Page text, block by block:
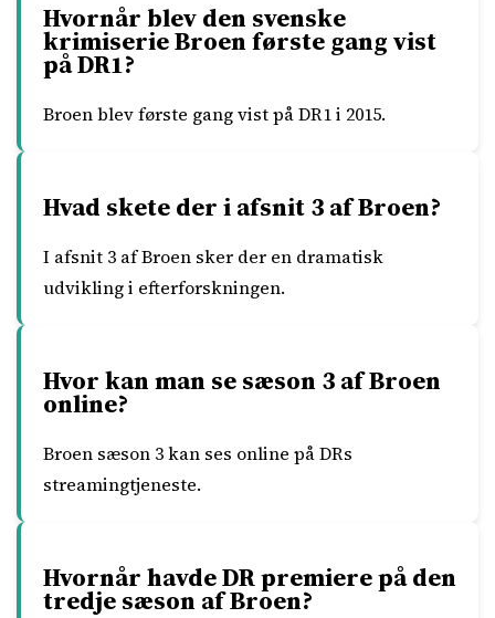
Hvornår blev den svenske
krimiserie Broen første gang vist
på DR1?
Broen blev første gang vist på DR1 i 2015.
Hvad skete der i afsnit 3 af Broen?
I afsnit 3 af Broen sker der en dramatisk
udvikling i efterforskningen.
Hvor kan man se sæson 3 af Broen
online?
Broen sæson 3 kan ses online på DRs
streamingtjeneste.
Hvornår havde DR premiere på den
tredje sæson af Broen?